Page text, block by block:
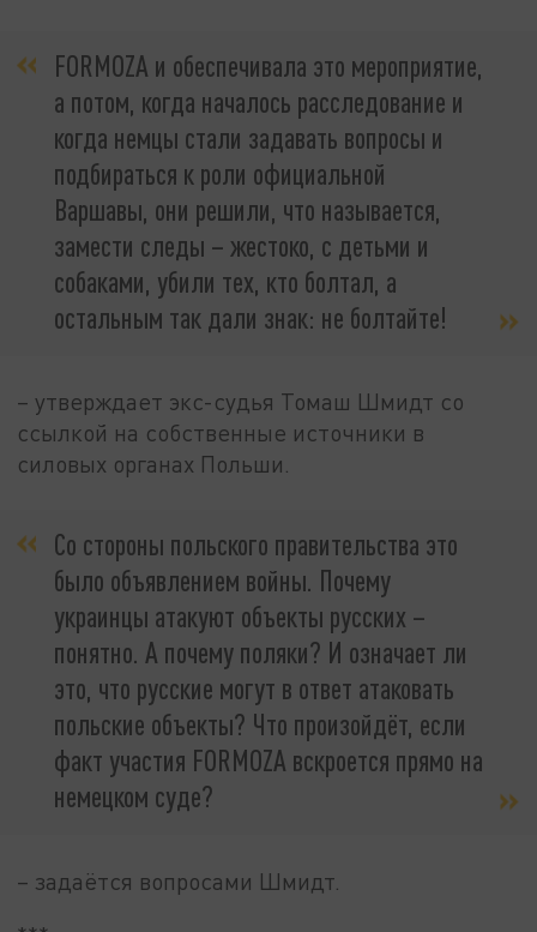
FORMOZA и обеспечивала это мероприятие,
а потом, когда началось расследование и
когда немцы стали задавать вопросы и
подбираться к роли официальной
Варшавы, они решили, что называется,
замести следы – жестоко, с детьми и
собаками, убили тех, кто болтал, а
остальным так дали знак: не болтайте!
– утверждает экс-судья Томаш Шмидт со
ссылкой на собственные источники в
силовых органах Польши.
Со стороны польского правительства это
было объявлением войны. Почему
украинцы атакуют объекты русских –
понятно. А почему поляки? И означает ли
это, что русские могут в ответ атаковать
польские объекты? Что произойдёт, если
факт участия FORMOZA вскроется прямо на
немецком суде?
– задаётся вопросами Шмидт.